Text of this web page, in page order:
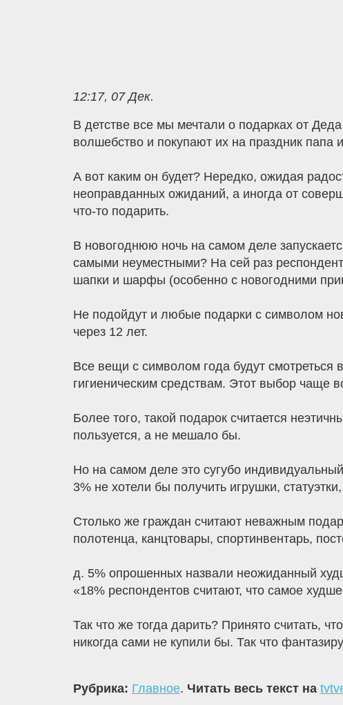
12:17, 07 Дек.
В детстве все мы мечтали о подарках от
волшебство и покупают их на праздник
А вот каким он будет? Нередко, ожидая
неоправданных ожиданий, а иногда от
что-то подарить.
В новогоднюю ночь на самом деле
самыми неуместными? На сей раз
шапки и шарфы (особенно с новогодними
Не подойдут и любые подарки с символом
через 12 лет.
Все вещи с символом года будут
гигиеническим средствам. Этот выбор чаще
Более того, такой подарок считается
пользуется, а не мешало бы.
Но на самом деле это сугубо
3% не хотели бы получить игрушки,
Столько же граждан считают неважным
полотенца, канцтовары, спортинвентарь,
д. 5% опрошенных назвали неожиданный
«18% респондентов считают, что самое
Так что же тогда дарить? Принято считать,
никогда сами не купили бы. Так что
Рубрика: Главное. Читать весь текст на